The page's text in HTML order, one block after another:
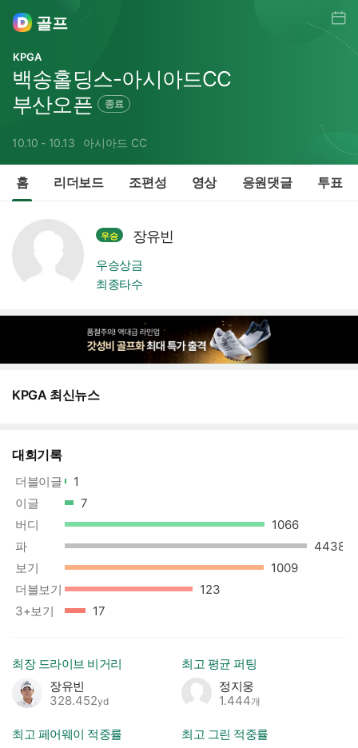
골프
KPGA
백송홀딩스-아시아드CC
부산오픈
종료
10.10 - 10.13 아시아드 CC
홈 리더보드 조편성 영상 응원댓글 투표
우승 장유빈
우승상금
최종타수
KPGA 최신뉴스
대회기록
더블이글
1
이글
7
버디
1066
파
4438
보기
1009
더블보기
123
3+보기
17
최장 드라이브 비거리
장유빈
328.452yd
최고 평균 퍼팅
정지웅
1.444개
최고 페어웨이 적중률
최고 그린 적중률